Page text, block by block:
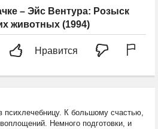
– Эйс Вентура: Розыск
животных (1994)
Нравится
психлечебницу. К большому счастью,
Немного подготовки, и